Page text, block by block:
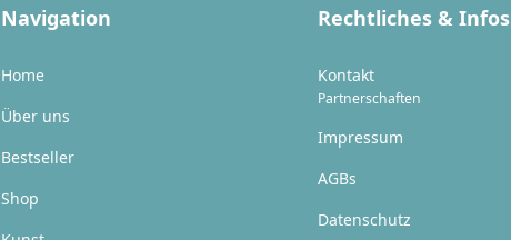
Navigation
Home
Über uns
Bestseller
Shop
Rechtliches & Infos
Kontakt
Partnerschaften
Impressum
AGBs
Datenschutz